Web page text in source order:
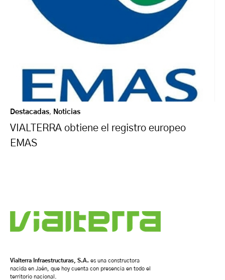
Destacadas, Noticias
VIALTERRA obtiene el registro europeo
EMAS
Vialterra Infraestructuras, S.A. es una constructora
nacida en Jaén, que hoy cuenta con presencia en todo el
territorio nacional.